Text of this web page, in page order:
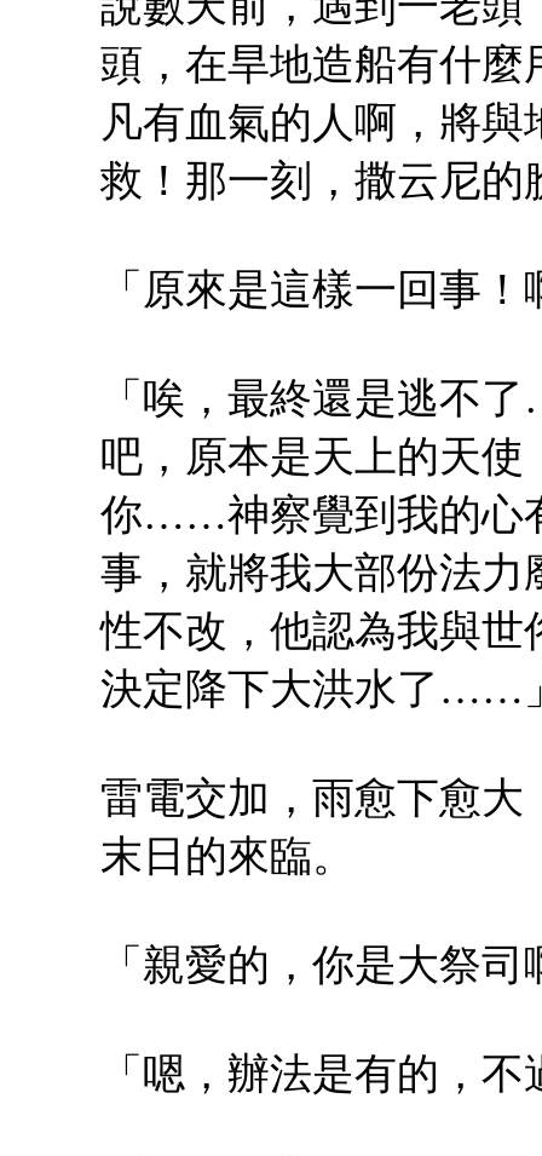
頭，在旱地造船有什
凡有血氣的人啊，將
救！那一刻，撒云尼
「原來是這樣一回事
「唉，最終還是逃不
吧，原本是天上的天
你……神察覺到我的心
事，就將我大部份法
性不改，他認為我與
決定降下大洪水了……
雷電交加，雨愈下愈
末日的來臨。
「親愛的，你是大祭
「嗯，辦法是有的，